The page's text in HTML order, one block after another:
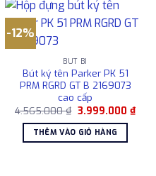
-12%
BÚT BI
Bút ký tên Parker PK 51
PRM RGRD GT B 2169073
cao cấp
4.565.000₫ Giá
là:
4.565.000 ₫.
3.999.000 ₫Giá
hiện
THÊM VÀO GIỎ HÀNG